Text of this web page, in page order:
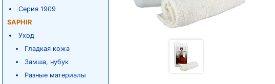
Серия 1909
SAPHIR
Уход
Гладкая кожа
Замша, нубук
Разные материалы